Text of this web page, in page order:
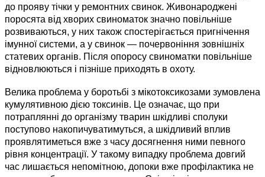
до прояву тічки у ремонтних свинок. Живонароджені
поросята від хворих свиноматок значно повільніше
розвиваються, у них також спостерігається пригнічення
імунної системи, а у свинок — почервоніння зовнішніх
статевих органів. Після опоросу свиноматки повільніше
відновлюються і пізніше приходять в охоту.
Велика проблема у боротьбі з мікотоксикозами зумовлена
кумулятивною дією токсинів. Це означає, що при
потраплянні до організму тварин шкідливі сполуки
поступово накопичуватимуться, а шкідливий вплив
проявлятиметься вже з часу досягнення ними певного
рівня концентрації. У такому випадку проблема довгий
час лишається непомітною, допоки вже профілактика не